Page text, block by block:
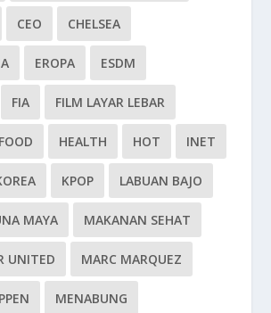
CEO CHELSEA
EROPA ESDM
FIA FILM LAYAR LEBAR
FOOD HEALTH HOT INET
KPOP LABUAN BAJO
MAYA MAKANAN SEHAT
UNITED MARC MARQUEZ
MENABUNG